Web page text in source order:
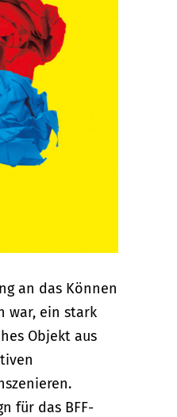
an das Können
war, ein stark
Objekt aus
für das BFF-